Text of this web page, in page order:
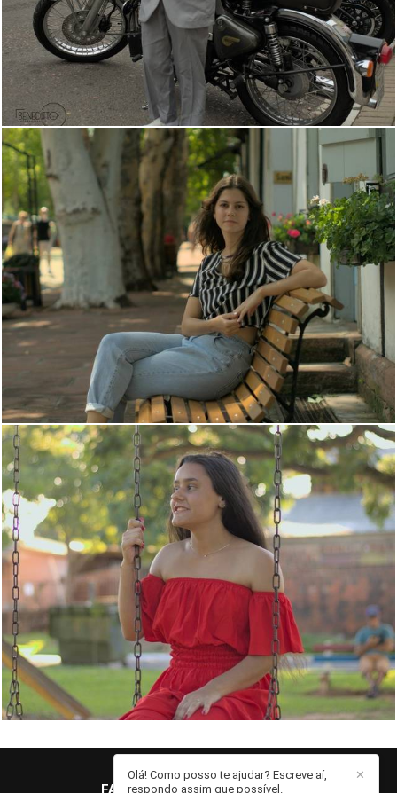
1367 0
1526 6
1742 0
FABIO BENEDITTO/CONTATO
✕
Olá! Como posso te ajudar? Escreve aí,
respondo assim que possível.